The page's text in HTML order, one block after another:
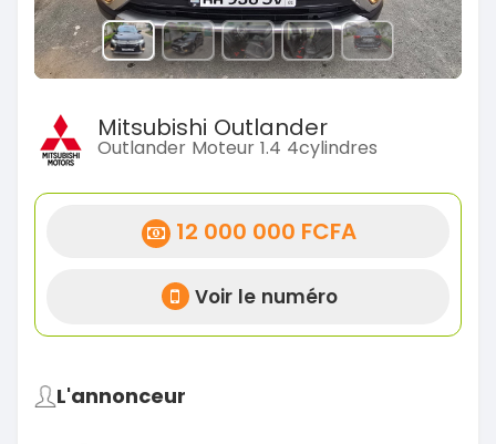
Mitsubishi Outlander
Outlander Moteur 1.4 4cylindres
12 000 000 FCFA
Voir le numéro
L'annonceur